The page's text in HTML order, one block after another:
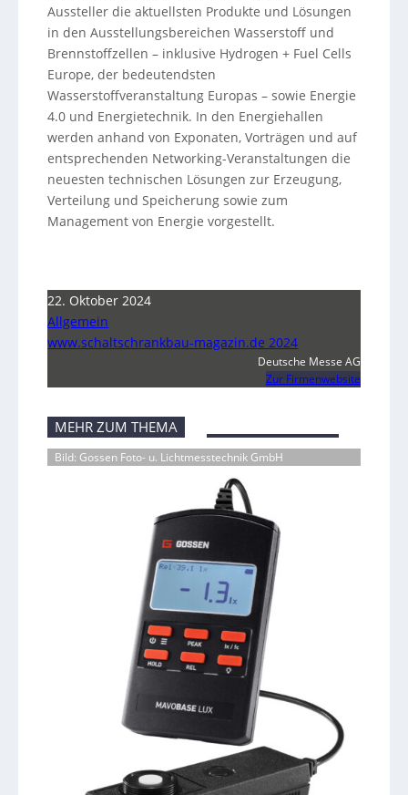
Aussteller die aktuellsten Produkte und Lösungen
in den Ausstellungsbereichen Wasserstoff und
Brennstoffzellen – inklusive Hydrogen + Fuel Cells
Europe, der bedeutendsten
Wasserstoffveranstaltung Europas – sowie Energie
4.0 und Energietechnik. In den Energiehallen
werden anhand von Exponaten, Vorträgen und auf
entsprechenden Networking-Veranstaltungen die
neuesten technischen Lösungen zur Erzeugung,
Verteilung und Speicherung sowie zum
Management von Energie vorgestellt.
22. Oktober 2024
Allgemein
www.schaltschrankbau-magazin.de 2024
Deutsche Messe AG
Zur Firmenwebsite
MEHR ZUM THEMA
Bild: Gossen Foto- u. Lichtmesstechnik GmbH